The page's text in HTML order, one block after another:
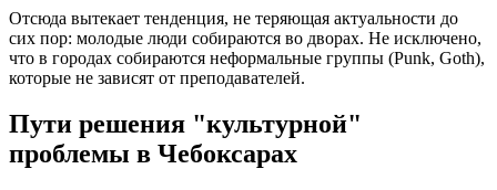
Отсюда вытекает тенденция, не теряющая актуальности до
сих пор: молодые люди собираются во дворах. Не исключено,
что в городах собираются неформальные группы (Punk, Goth),
которые не зависят от преподавателей.
Пути решения "культурной"
проблемы в Чебоксарах